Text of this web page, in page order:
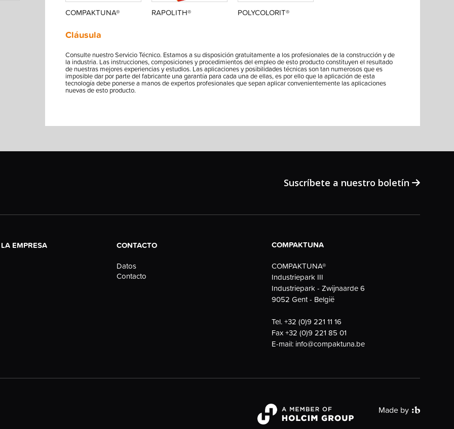
COMPAKTUNA® RAPOLITH® POLYCOLORIT®
Cláusula
Consulte nuestro Servicio Técnico. Estamos a su disposición gratuitamente a los profesionales de la construcción y de
la industria. Las instrucciones, composiciones y procedimientos del empleo de esto producto constituyen el resultado
de nuestras mejores experiencias y estudios. Las aplicaciones y posibilidades técnicas son tan numerosos que es
imposible dar por parte del fabricante una garantía para cada una de ellas, es por ello que la aplicación de esta
tecnología debe ponerse a manos de expertos profesionales que sepan aplicar convenientemente las aplicaciones
nuevas de esto producto.
Suscríbete a nuestro boletín
EMPRESA
CONTACTO
Datos
Contacto
COMPAKTUNA
COMPAKTUNA®
Industriepark III
Industriepark - Zwijnaarde 6
9052 Gent - België
Tel.+32 (0)9 221 11 16
Fax+32 (0)9 221 85 01
E-mail: info@compaktuna.be
Made by